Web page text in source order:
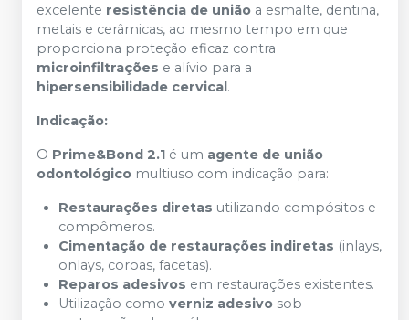
excelente resistência de união a esmalte, dentina,
metais e cerâmicas, ao mesmo tempo em que
proporciona proteção eficaz contra
microinfiltrações e alívio para a
hipersensibilidade cervical.
Indicação:
O Prime&Bond 2.1 é um agente de união
odontológico multiuso com indicação para:
Restaurações diretas utilizando compósitos e
compômeros.
Cimentação de restaurações indiretas (inlays,
onlays, coroas, facetas).
Reparos adesivos em restaurações existentes.
Utilização como verniz adesivo sob